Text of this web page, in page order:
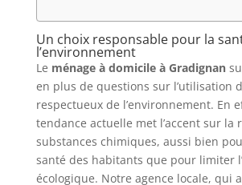
Un choix responsable pour la
l’environnement
Le ménage à domicile à Gradignan
en plus de questions sur l’utilisation
respectueux de l’environnement. En
tendance actuelle met l’accent sur la
substances chimiques, aussi bien
santé des habitants que pour limiter
écologique. Notre agence locale, qui